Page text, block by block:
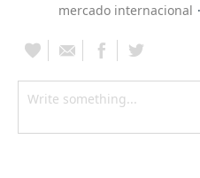
mercado internacional